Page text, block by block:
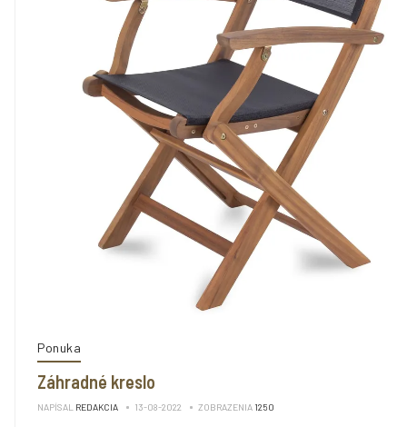
Ponuka
Záhradné kreslo
NAPÍSAL REDAKCIA 13-08-2022 ZOBRAZENIA 1250